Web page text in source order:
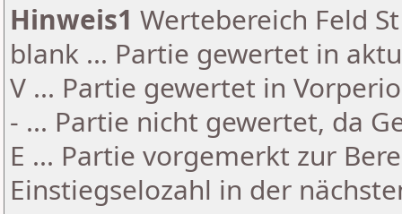
Hinweis1 Wertebereich Feld
blank ... Partie gewertet in
V ... Partie gewertet in
- ... Partie nicht gewertet, da
E ... Partie vorgemerkt zur
Einstiegselozahl in der